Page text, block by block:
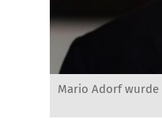
Mario Adorf wurde